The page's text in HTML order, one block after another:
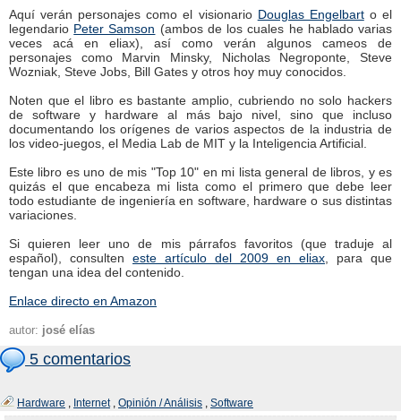
Aquí verán personajes como el visionario Douglas Engelbarto el
legendario Peter Samson (ambos de los cuales he hablado varias
veces acá en eliax), así como verán algunos cameos de
personajes como Marvin Minsky, Nicholas Negroponte, Steve
Wozniak, Steve Jobs, Bill Gates y otros hoy muy conocidos.
Noten que el libro es bastante amplio, cubriendo no solo hackers
de software y hardware al más bajo nivel, sino que incluso
documentando los orígenes de varios aspectos de la industria de
los video-juegos, el Media Lab de MIT y la Inteligencia Artificial.
Este libro es uno de mis "Top 10" en mi lista general de libros, y es
quizás el que encabeza mi lista como el primero que debe leer
todo estudiante de ingeniería en software, hardware o sus distintas
variaciones.
Si quieren leer uno de mis párrafos favoritos (que traduje al
español), consulten este artículo del 2009 en eliax , para que
tengan una idea del contenido.
Enlace directo en Amazon
autor: josé elías
5 comentarios
Hardware , Internet, Opinión / Análisis , Software